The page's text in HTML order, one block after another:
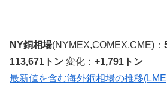
NY銅相場(NYMEX,COMEX,CME)：
113,671トン 変化： +1,791トン
最新値を含む海外銅相場の推移